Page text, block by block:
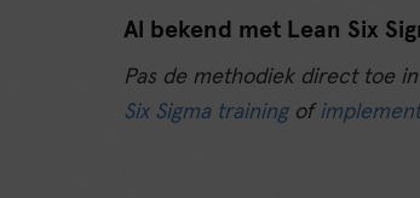
Al bekend met Lean Six
Pas de methodiek direct toe
Six Sigma trainingof